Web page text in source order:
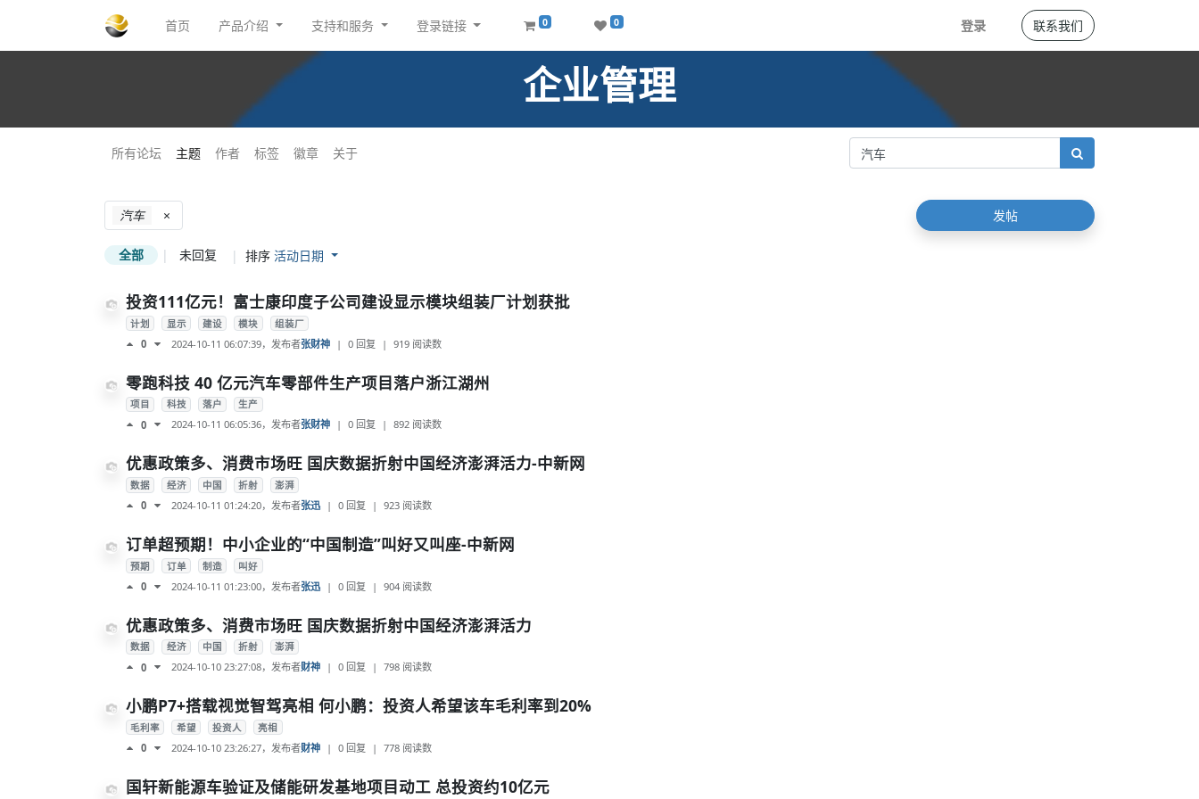
首页 产品介绍 支持和服务 登录链接 0 0 登录 联系我们
企业管理
所有论坛 主题 作者 标签 徽章 关于
汽车 × 发帖
全部 | 未回复 | 排序 活动日期
投资111亿元！富士康印度子公司建设显示模块组装厂计划获批
计划 显示 建设 模块 组装厂
0 2024-10-11 06:07:39，发布者张财神 | 0 回复 | 919 阅读数
零跑科技 40 亿元汽车零部件生产项目落户浙江湖州
项目 科技 落户 生产
0 2024-10-11 06:05:36，发布者张财神 | 0 回复 | 892 阅读数
优惠政策多、消费市场旺 国庆数据折射中国经济澎湃活力-中新网
数据 经济 中国 折射 澎湃
0 2024-10-11 01:24:20，发布者张迅 | 0 回复 | 923 阅读数
订单超预期！中小企业的“中国制造”叫好又叫座-中新网
预期 订单 制造 叫好
0 2024-10-11 01:23:00，发布者张迅 | 0 回复 | 904阅读数
优惠政策多、消费市场旺 国庆数据折射中国经济澎湃活力
数据 经济 中国 折射 澎湃
0 2024-10-10 23:27:08，发布者财神 | 0 回复 | 798 阅读数
小鹏P7+搭载视觉智驾亮相 何小鹏：投资人希望该车毛利率到20%
毛利率 希望 投资人 亮相
0 2024-10-10 23:26:27，发布者财神 | 0 回复 | 778 阅读数
国轩新能源车验证及储能研发基地项目动工 总投资约10亿元